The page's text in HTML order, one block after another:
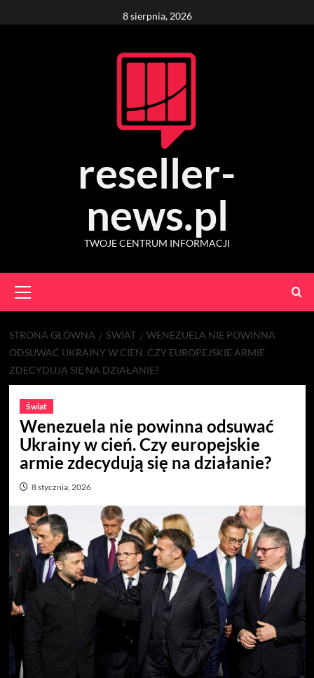
to
8 sierpnia, 2026
reseller-
news.pl
TWOJE CENTRUM INFORMACJI
Menu
STRONA GŁÓWNA ŚWIAT
WENEZUELA NIE POWINNA
ODSUWAĆ UKRAINY W CIEŃ. CZY EUROPEJSKIE ARMIE
ZDECYDUJĄ SIĘ NA DZIAŁANIE?
Świat
Wenezuela nie powinna odsuwać
Ukrainy w cień. Czy europejskie
armie zdecydują się na działanie?
8 stycznia, 2026